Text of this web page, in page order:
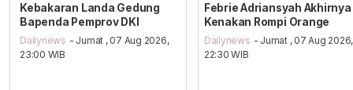
Kebakaran Landa Gedung
Bapenda Pemprov DKI
Dailynews - Jumat , 07 Aug 2026,
23:00 WIB
Febrie Adriansyah Akhirnya
Kenakan Rompi Orange
Dailynews - Jumat , 07 Aug 2026,
22:30 WIB